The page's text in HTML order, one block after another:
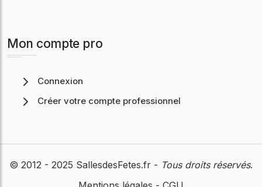
Mon compte pro
Connexion
Créer votre compte professionnel
© 2012 - 2025 SallesdesFetes.fr - Tous droits réservés.